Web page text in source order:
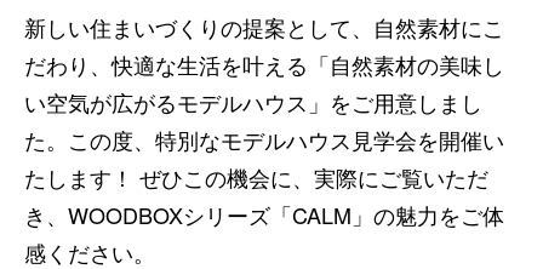
新しい住まいづくりの提案として、自然素材にこ
だわり、快適な生活を叶える「自然素材の美味し
い空気が広がるモデルハウス」をご用意しまし
た。この度、特別なモデルハウス見学会を開催い
たします！ ぜひこの機会に、実際にご覧いただ
き、WOODBOXシリーズ「CALM」の魅力をご体
感ください。